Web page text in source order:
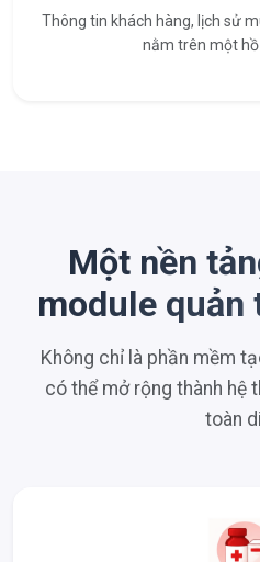
Thông tin khách hàng, lịch sử
nằm trên một hồ
Một nền
module quản
Không chỉ là phần mềm
có thể mở rộng thành hệ
toàn